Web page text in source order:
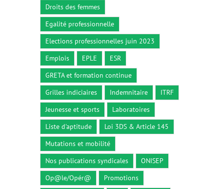
Droits des femmes
Egalité professionnelle
Elections professionnelles juin 2023
Emplois
EPLE
ESR
GRETA et formation continue
Grilles indiciaires
Indemnitaire
ITRF
Jeunesse et sports
Laboratoires
Liste d'aptitude
Loi 3DS & Article 145
Mutations et mobilité
Nos publications syndicales
ONISEP
Op@le/Opér@
Promotions